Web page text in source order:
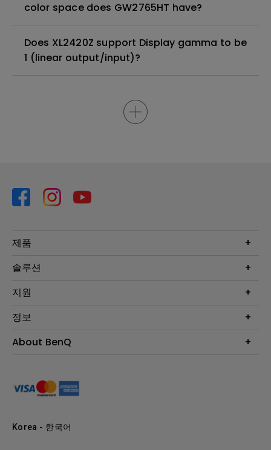
color space does GW2765HT have?
Does XL2420Z support Display gamma to be
1 (linear output/input)?
제품
프로젝터
조명
솔루션
Eye-Care 모니터
e스포츠
비즈니스 디스플레이
지원
문의
서비스센터
정보
프로젝터 거리계산기
About BenQ
사회적 책임
뉴스
Korea - 한국어